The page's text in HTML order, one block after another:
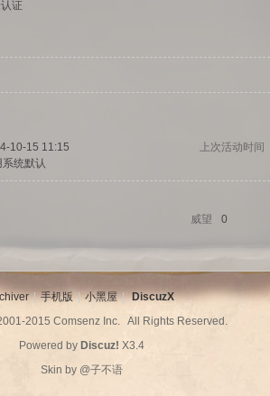
证
10-15 11:15 上次活动时间
系统默认
威望
0
| 手机版 | 小黑屋 | DiscuzX
2015 Comsenz Inc. All Rights Reserved.
Powered by Discuz! X3.4
Skin by @子不语